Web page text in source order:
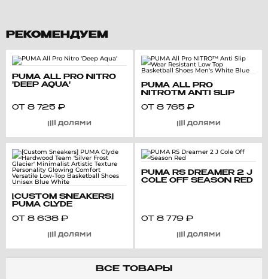
РЕКОМЕНДУЕМ
PUMA ALL PRO NITRO
'DEEP AQUA'
ОТ 8 725 ₽
PUMA ALL PRO
NITRO™ ANTI SLIP
TOP BASKETBALL
ОТ 8 765 ₽
[CUSTOM SNEAKERS]
PUMA CLYDE
'SILVER FROST GLACIER'
TEXTURE
VERSATILE LOW-TOP
BASKETBALL SHOES
ОТ 8 638 ₽
PUMA RS DREAMER 2 J
COLE OFF SEASON RED
ОТ 8 779 ₽
ВСЕ ТОВАРЫ